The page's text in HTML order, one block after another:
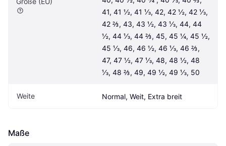
41, 41 ½, 41 ⅓, 42, 42 ½, 42 ⅓,
42 ⅔, 43, 43 ½, 43 ⅓, 44, 44
½, 44 ⅓, 44 ⅔, 45, 45 ¼, 45 ½,
45 ⅓, 46, 46 ½, 46 ⅓, 46 ⅔,
47, 47 ½, 47 ⅓, 48, 48 ½, 48
⅓, 48 ⅔, 49, 49 ½, 49 ⅓, 50
Weite Normal, Weit, Extra breit
Maße